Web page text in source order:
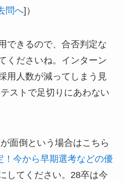
問へ]）
できるので、合否判定な
くださいね。インターン
用人数が減ってしまう見
ストで足切りにあわない
面倒という場合はこちら
！今から早期選考などの優
してください。28卒は今